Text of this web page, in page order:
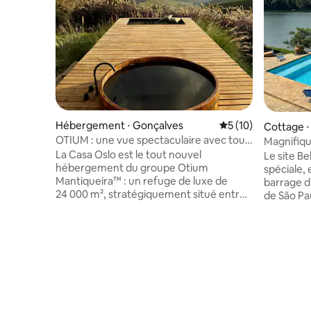
Hébergement ⋅ Gonçalves Évaluation
5 (10)
OTIUM : une vue spectaculaire avec tout
le confort
La Casa Oslo est le tout nouvel
hébergement du groupe Otium
Mantiqueira™ : un refuge de luxe de
24 000 m², stratégiquement situé entre
Cottage
Le site
spéciale,
barrage
de São